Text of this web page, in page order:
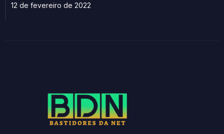
12 de fevereiro de 2022